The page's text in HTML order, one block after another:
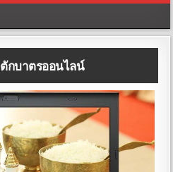
ตักบาตรออนไลน์